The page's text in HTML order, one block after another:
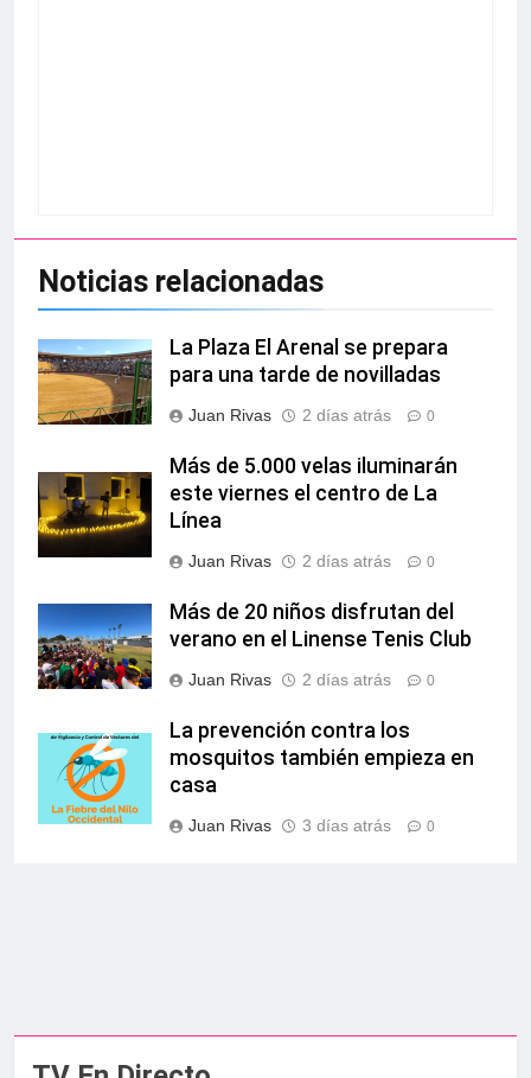
Noticias relacionadas
La Plaza El Arenal se prepara
para una tarde de novilladas
Juan Rivas 2 días atrás 0
Más de 5.000 velas iluminarán
este viernes el centro de La
Línea
Juan Rivas 2 días atrás 0
Más de 20 niños disfrutan del
verano en el Linense Tenis Club
Juan Rivas 2 días atrás 0
La prevención contra los
mosquitos también empieza en
casa
Juan Rivas 3 días atrás 0